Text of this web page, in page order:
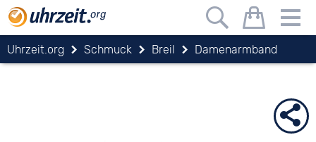
Uhrzeit.org Schmuck Breil Damenarmband